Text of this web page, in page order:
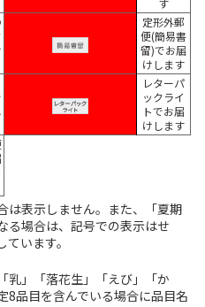
す
定形外郵
便(簡易書
留)でお届
けします
レターパ
ックライ
トでお届
けします
は表示しません。また、「夏期
る場合は、記号での表示はせ
います。
乳」「落花生」「えび」「か
8品目を含んでいる場合に品目名